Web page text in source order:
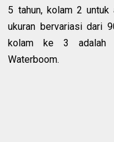
5 tahun, kolam 2 untuk
ukuran bervariasi dari
kolam ke 3 adalah
Waterboom.